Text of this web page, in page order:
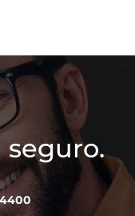
seguro.